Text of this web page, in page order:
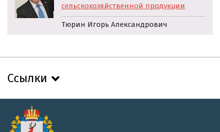
сельскохозяйственной продукции
Тюрин Игорь Александрович
Ссылки